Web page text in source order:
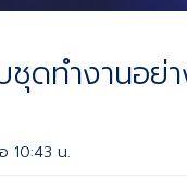
ดทำงานอย่า
10:43 น.